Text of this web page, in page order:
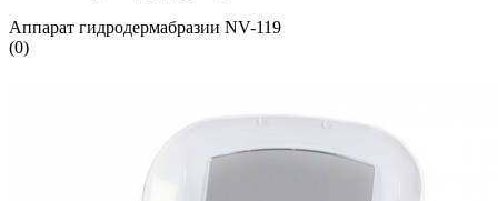
Аппарат гидродермабразии NV-119
(0)